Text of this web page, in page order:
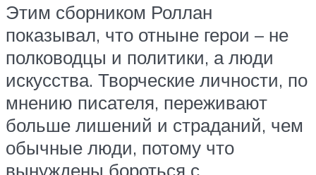
Этим сборником Роллан
показывал, что отныне герои – не
полководцы и политики, а люди
искусства. Творческие личности, по
мнению писателя, переживают
больше лишений и страданий, чем
обычные люди, потому что
вынуждены бороться с